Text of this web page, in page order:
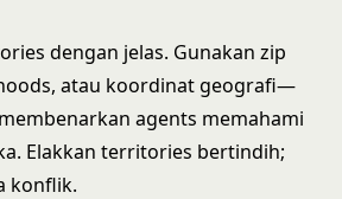
dengan jelas. Gunakan zip
atau koordinat geografi—
agents memahami
Elakkan territories bertindih;
konflik.